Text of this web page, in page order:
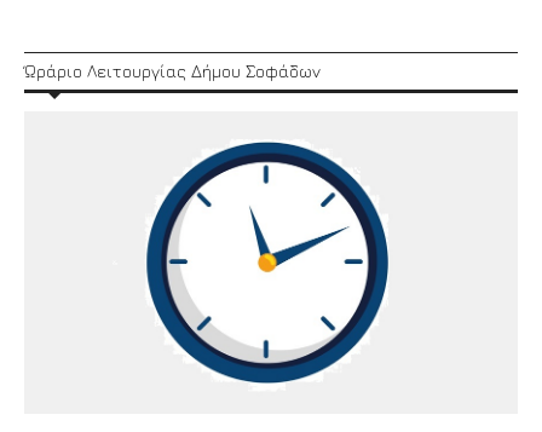
Ώράριο Λειτουργίας Δήμου Σοφάδων